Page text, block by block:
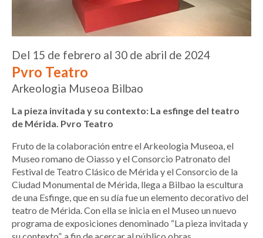
Del 15 de febrero al 30 de abril de 2024
Pvro Teatro
Arkeologia Museoa Bilbao
La pieza invitada y su contexto: La esfinge del teatro
de Mérida. Pvro Teatro
Fruto de la colaboración entre el Arkeologia Museoa, el
Museo romano de Oiasso y el Consorcio Patronato del
Festival de Teatro Clásico de Mérida y el Consorcio de la
Ciudad Monumental de Mérida, llega a Bilbao la escultura
de una Esfinge, que en su día fue un elemento decorativo del
teatro de Mérida. Con ella se inicia en el Museo un nuevo
programa de exposiciones denominado “La pieza invitada y